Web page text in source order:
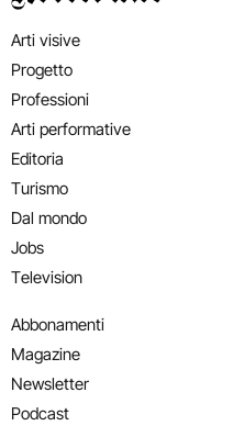
Arti visive
Progetto
Professioni
Arti performative
Editoria
Turismo
Dal mondo
Jobs
Television
Abbonamenti
Magazine
Newsletter
Podcast